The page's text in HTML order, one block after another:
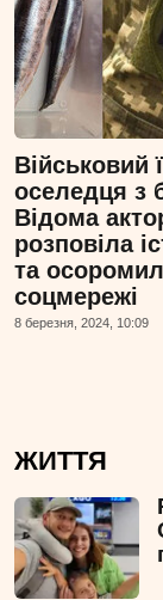
Військовий
оселедця з
Відома
розповіла
та
соцмережі
8 березня, 2024, 10:09
ЖИТТЯ